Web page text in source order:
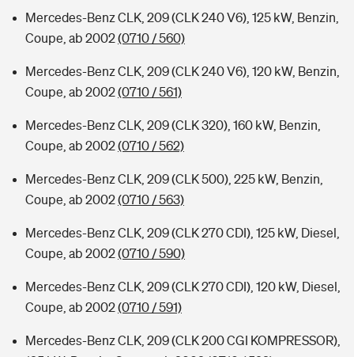
Mercedes-Benz CLK, 209 (CLK 240 V6), 125 kW, Benzin,
Coupe, ab 2002(0710 / 560)
Mercedes-Benz CLK, 209 (CLK 240 V6), 120 kW, Benzin,
Coupe, ab 2002(0710 / 561)
Mercedes-Benz CLK, 209 (CLK 320), 160 kW, Benzin,
Coupe, ab 2002(0710 / 562)
Mercedes-Benz CLK, 209 (CLK 500), 225 kW, Benzin,
Coupe, ab 2002(0710 / 563)
Mercedes-Benz CLK, 209 (CLK 270 CDI), 125 kW, Diesel,
Coupe, ab 2002(0710 / 590)
Mercedes-Benz CLK, 209 (CLK 270 CDI), 120 kW, Diesel,
Coupe, ab 2002(0710 / 591)
Mercedes-Benz CLK, 209 (CLK 200 CGI KOMPRESSOR),